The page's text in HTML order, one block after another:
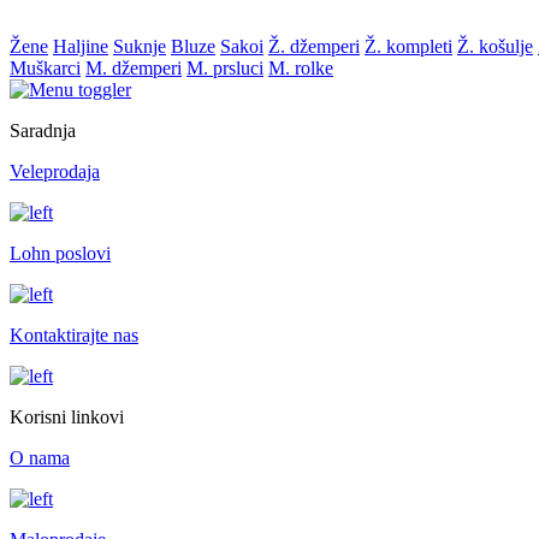
Žene Haljine Suknje Bluze Sakoi Ž. džemperi Ž. kompleti Ž. košulje
Muškarci M. džemperi M. prsluci M. rolke
Saradnja
Veleprodaja
Lohn poslovi
Kontaktirajte nas
Korisni linkovi
O nama